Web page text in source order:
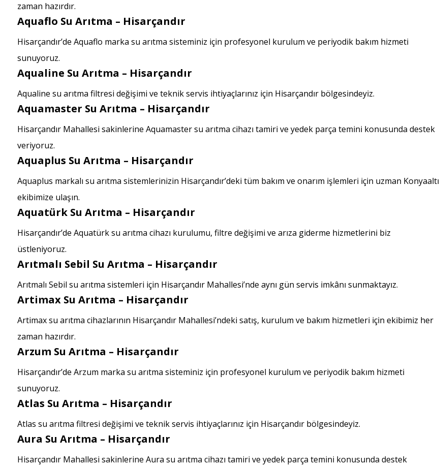
zaman hazırdır.
Aquaflo Su Arıtma – Hisarçandır
Hisarçandır’de Aquaflo marka su arıtma sisteminiz için profesyonel kurulum ve periyodik bakım hizmeti
sunuyoruz.
Aqualine Su Arıtma – Hisarçandır
Aqualine su arıtma filtresi değişimi ve teknik servis ihtiyaçlarınız için Hisarçandır bölgesindeyiz.
Aquamaster Su Arıtma – Hisarçandır
Hisarçandır Mahallesi sakinlerine Aquamaster su arıtma cihazı tamiri ve yedek parça temini konusunda destek
veriyoruz.
Aquaplus Su Arıtma – Hisarçandır
Aquaplus markalı su arıtma sistemlerinizin Hisarçandır’deki tüm bakım ve onarım işlemleri için uzman Konyaaltı
ekibimize ulaşın.
Aquatürk Su Arıtma – Hisarçandır
Hisarçandır’de Aquatürk su arıtma cihazı kurulumu, filtre değişimi ve arıza giderme hizmetlerini biz
üstleniyoruz.
Arıtmalı Sebil Su Arıtma – Hisarçandır
Arıtmalı Sebil su arıtma sistemleri için Hisarçandır Mahallesi’nde aynı gün servis imkânı sunmaktayız.
Artimax Su Arıtma – Hisarçandır
Artimax su arıtma cihazlarının Hisarçandır Mahallesi’ndeki satış, kurulum ve bakım hizmetleri için ekibimiz her
zaman hazırdır.
Arzum Su Arıtma – Hisarçandır
Hisarçandır’de Arzum marka su arıtma sisteminiz için profesyonel kurulum ve periyodik bakım hizmeti
sunuyoruz.
Atlas Su Arıtma – Hisarçandır
Atlas su arıtma filtresi değişimi ve teknik servis ihtiyaçlarınız için Hisarçandır bölgesindeyiz.
Aura Su Arıtma – Hisarçandır
Hisarçandır Mahallesi sakinlerine Aura su arıtma cihazı tamiri ve yedek parça temini konusunda destek